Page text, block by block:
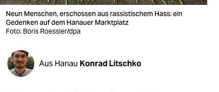
verlag
veranstaltungen
fragen & hilfe
Neun Menschen, erschossen aus rassistischem Hass: ein
Gedenken auf dem Hanauer Marktplatz
Foto: Boris Roessler/dpa
Aus Hanau Konrad Litschko